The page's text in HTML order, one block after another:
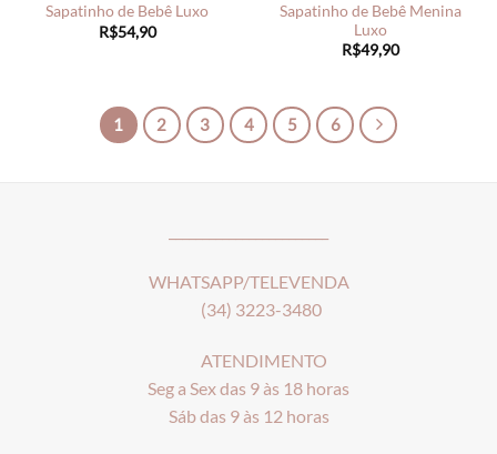
Sapatinho de Bebê Luxo
R$54,90
Sapatinho de Bebê Menina
Luxo
R$49,90
1 2 3 4 5 6
WHATSAPP/TELEVENDA
(34) 3223-3480
ATENDIMENTO
Seg a Sex das 9 às 18 horas
Sáb das 9 às 12 horas